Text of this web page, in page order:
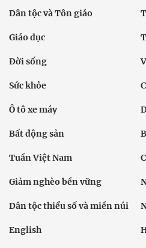
Dân tộc và Tôn giáo
Giáo dục
Đời sống
Sức khỏe
Ô tô xe máy
Bất động sản
Tuần Việt Nam
Giảm nghèo bền vững
Dân tộc thiểu số và miền núi
English